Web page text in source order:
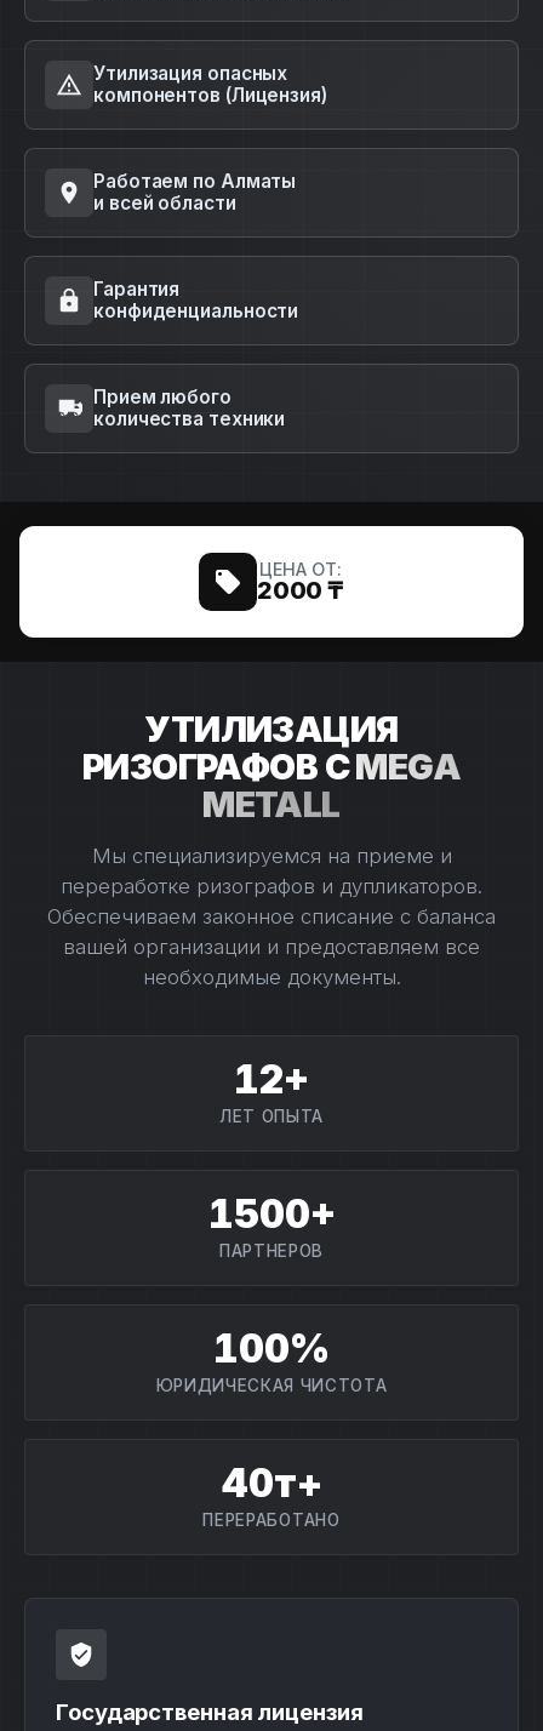
Утилизация опасных
компонентов (Лицензия)
Работаем по Алматы
и всей области
Гарантия
конфиденциальности
Прием любого
количества техники
ЦЕНА ОТ:
2000 ₸
УТИЛИЗАЦИЯ
РИЗОГРАФОВ СMEGA
METALL
Мы специализируемся на приеме и
переработке ризографов и дупликаторов.
Обеспечиваем законное списание с баланса
вашей организации и предоставляем все
необходимые документы.
12+
ЛЕТ ОПЫТА
1500+
ПАРТНЕРОВ
100%
ЮРИДИЧЕСКАЯ ЧИСТОТА
40т+
ПЕРЕРАБОТАНО
Государственная лицензия